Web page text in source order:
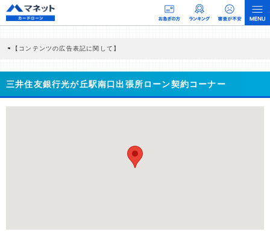
【コンテンツの広告表記に関して】
商品を根拠なくPRするものではなく、当編集部の調査／ユーザーへの口コミ収集な
どに基づき、公平性を担保した情報提供を行っています。
>提携企業一覧
三井住友銀行光が丘駅南口出張所ローン契約コーナー